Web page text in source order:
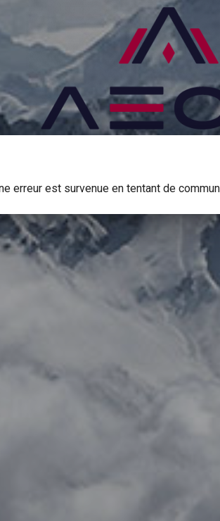
erreur est survenue en tentant de